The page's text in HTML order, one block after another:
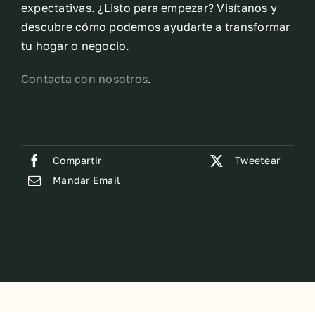
expectativas. ¿Listo para empezar? Visítanos y
descubre cómo podemos ayudarte a transformar
tu hogar o negocio.
Contacta con nosotros.
Compartir
Tweetear
Mandar Email